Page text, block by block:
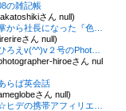
の雑記帳
さん null)
さん null)
hiroeさん nul
らば英会話
さん null)